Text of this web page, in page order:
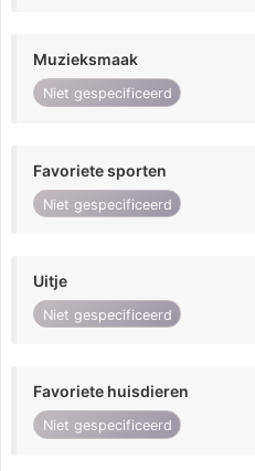
Muzieksmaak
Niet gespecificeerd
Favoriete sporten
Niet gespecificeerd
Uitje
Niet gespecificeerd
Favoriete huisdieren
Niet gespecificeerd